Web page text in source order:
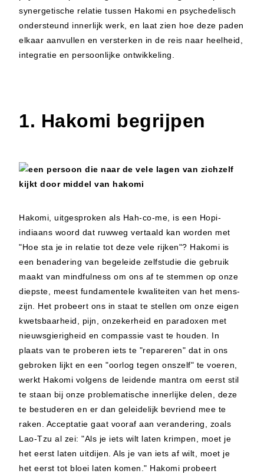
synergetische relatie tussen Hakomi en psychedelisch
ondersteund innerlijk werk, en laat zien hoe deze paden
elkaar aanvullen en versterken in de reis naar heelheid,
integratie en persoonlijke ontwikkeling.
1. Hakomi begrijpen
Hakomi, uitgesproken als Hah-co-me, is een Hopi-
indiaans woord dat ruwweg vertaald kan worden met
"Hoe sta je in relatie tot deze vele rijken"? Hakomi is
een benadering van begeleide zelfstudie die gebruik
maakt van mindfulness om ons af te stemmen op onze
diepste, meest fundamentele kwaliteiten van het mens-
zijn. Het probeert ons in staat te stellen om onze eigen
kwetsbaarheid, pijn, onzekerheid en paradoxen met
nieuwsgierigheid en compassie vast te houden. In
plaats van te proberen iets te "repareren" dat in ons
gebroken lijkt en een "oorlog tegen onszelf" te voeren,
werkt Hakomi volgens de leidende mantra om eerst stil
te staan bij onze problematische innerlijke delen, deze
te bestuderen en er dan geleidelijk bevriend mee te
raken. Acceptatie gaat vooraf aan verandering, zoals
Lao-Tzu al zei: "Als je iets wilt laten krimpen, moet je
het eerst laten uitdijen. Als je van iets af wilt, moet je
het eerst tot bloei laten komen." Hakomi probeert